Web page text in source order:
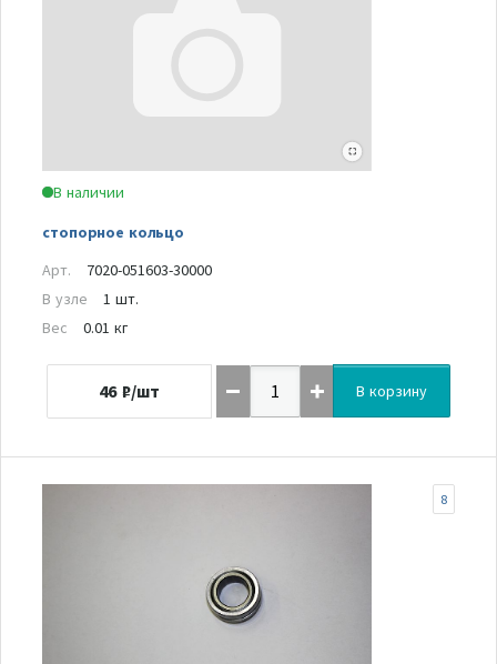
В наличии
стопорное кольцо
Арт.
7020-051603-30000
В узле
1 шт.
Вес
0.01 кг
46 ₽/шт В корзину
8